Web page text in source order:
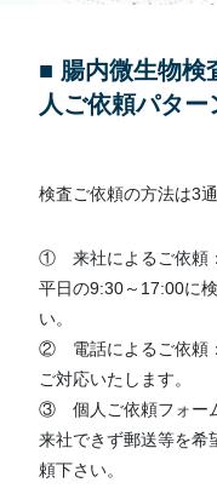
■ 腸内微生物
人ご依頼パター
検査ご依頼の方法は3
① 来社によるご依頼：
平日の9:30～17:00に
い。
② 電話によるご依頼：
ご対応いたします。
③ 個人ご依頼フォー
来社できず郵送等を希
頼下さい。